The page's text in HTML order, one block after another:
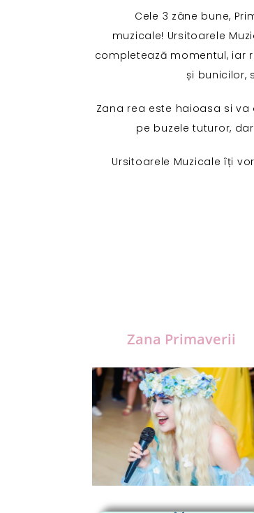
Cele 3 zâne bune,
muzicale! Ursitoarele
completează momentul, iar
și bunicilor,
Zana rea este haioasa si
pe buzele tuturor,
Ursitoarele Muzicale îți
Zana Primaverii